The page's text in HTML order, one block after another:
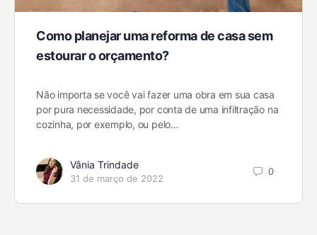
Como planejar uma reforma de casa sem
estourar o orçamento?
Não importa se você vai fazer uma obra em sua casa
por pura necessidade, por conta de uma infiltração na
cozinha, por exemplo, ou pelo…
Vânia Trindade
31 de março de 2022
0